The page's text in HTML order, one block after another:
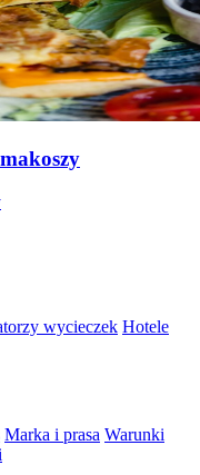
wycieczek Hotele
Marka i prasa Warunki